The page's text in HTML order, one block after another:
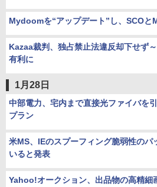
Mydoomを“アップデート”し、SCO
Kazaa裁判、独占禁止法違反却下せず
有利に
1月28日
中部電力、宅内まで直接光ファイバを
プラン
米MS、IEのスプーフィング脆弱性のパ
いると発表
Yahoo!オークション、出品物の高精細